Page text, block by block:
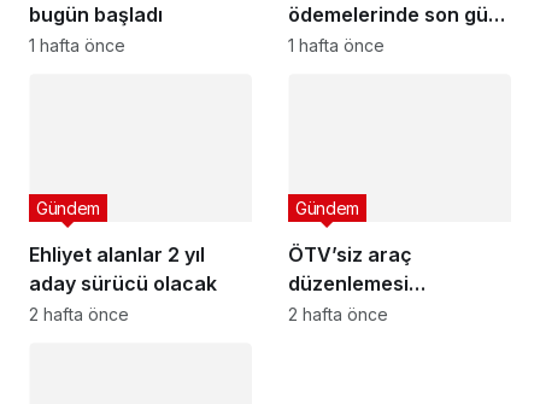
bugün başladı
1 hafta önce
ödemelerinde son gün
cuma
1 hafta önce
Ehliyet alanlar 2 yıl
aday sürücü olacak
Gündem
2 hafta önce
ÖTV’siz araç
düzenlemesi
Meclis’ten geçti mi?
Gündem
2 hafta önce